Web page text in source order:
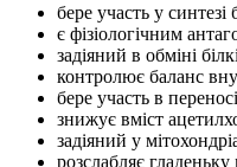
бере участь у синтезі
є фізіологічним
задіяний в обміні
контролює баланс
бере участь в
знижує вміст
задіяний у
розслабляє